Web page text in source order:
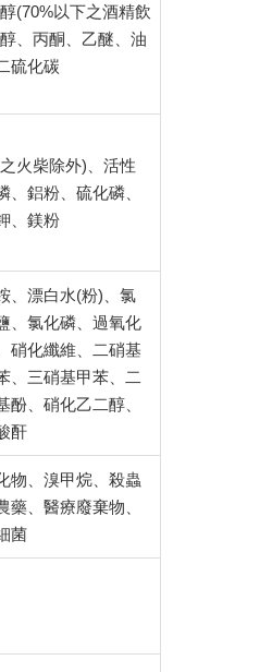
(70%以下之酒精飲
、丙酮、乙醚、油
硫化碳
火柴除外)、活性
、鋁粉、硫化磷、
、鎂粉
、漂白水(粉)、氯
、氯化磷、過氧化
硝化纖維、二硝基
、三硝基甲苯、二
酚、硝化乙二醇、
酐
物、溴甲烷、殺蟲
藥、醫療廢棄物、
菌